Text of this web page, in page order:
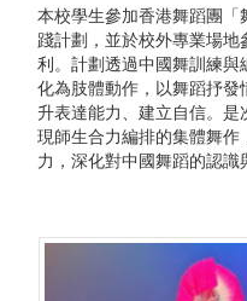
本校學生參加香港舞蹈團
踐計劃，並於校外專業場
利。計劃透過中國舞訓練
化為肢體動作，以舞蹈抒
升表達能力、建立自信。
現師生合力編排的集體舞
力，深化對中國舞蹈的認識